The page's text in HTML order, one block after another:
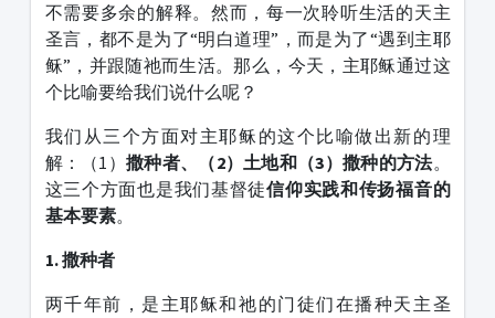
不需要多余的解释。然而，每一次聆听生活的天主
圣言，都不是为了“明白道理”，而是为了“遇到主耶
稣”，并跟随祂而生活。那么，今天，主耶稣通过这
个比喻要给我们说什么呢？
我们从三个方面对主耶稣的这个比喻做出新的理
解：（1）撒种者、（2）土地和（3）撒种的方法。
这三个方面也是我们基督徒信仰实践和传扬福音的
基本要素。
1. 撒种者
两千年前，是主耶稣和祂的门徒们在播种天主圣